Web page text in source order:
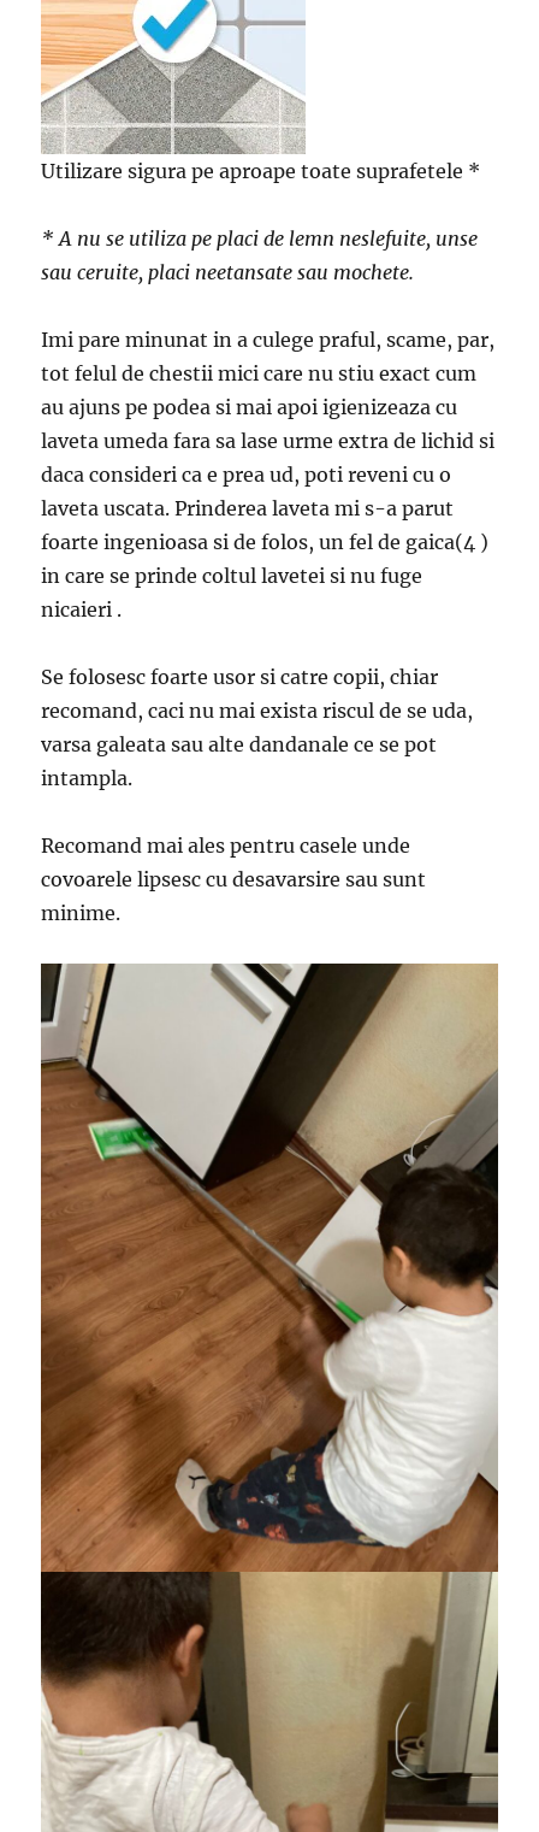
Utilizare sigura pe aproape toate suprafetele *
* A nu se utiliza pe placi de lemn neslefuite, unse
sau ceruite, placi neetansate sau mochete.
Imi pare minunat in a culege praful, scame, par,
tot felul de chestii mici care nu stiu exact cum
au ajuns pe podea si mai apoi igienizeaza cu
laveta umeda fara sa lase urme extra de lichid si
daca consideri ca e prea ud, poti reveni cu o
laveta uscata. Prinderea laveta mi s-a parut
foarte ingenioasa si de folos, un fel de gaica(4 )
in care se prinde coltul lavetei si nu fuge
nicaieri .
Se folosesc foarte usor si catre copii, chiar
recomand, caci nu mai exista riscul de se uda,
varsa galeata sau alte dandanale ce se pot
intampla.
Recomand mai ales pentru casele unde
covoarele lipsesc cu desavarsire sau sunt
minime.